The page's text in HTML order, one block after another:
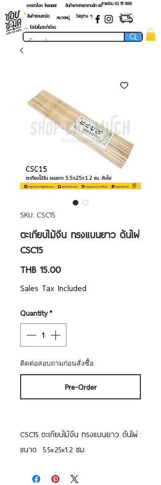
แคตตาล็อก โหลดเลย! สายด่วน 02 ​111 5656
สินค้าฝากขายราคาปลีก-ส่ง
สินค้าชอบชะมัด
หมวดหมู่
วัสดุต่าง ๆ
.... โปรโมชั่นประจำเดือน
SKU: CSC15
ตะเกียบไม้จีน ทรงแบนยาว ต้นไผ่
CSC15
THB 15.00Price
Sales Tax Included
Quantity*
ติดต่อสอบถามก่อนสั่งซื้อ
Pre-Order
CSC15 ตะเกียบไม้จีน ทรงแบนยาว ต้นไผ่
ขนาด 5.5x25x1.2 ซม.